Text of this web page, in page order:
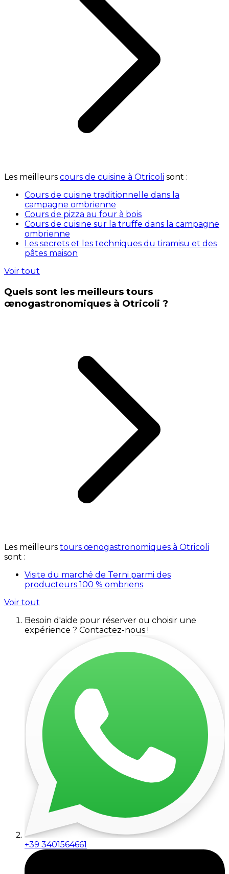
Les meilleurs cours de cuisine à Otricoli sont :
Cours de cuisine traditionnelle dans la
campagne ombrienne
Cours de pizza au four à bois
Cours de cuisine sur la truffe dans la campagne
ombrienne
Les secrets et les techniques du tiramisu et des
pâtes maison
Voir tout
Quels sont les meilleurs tours
œnogastronomiques à Otricoli ?
Les meilleurs tours œnogastronomiques à Otricoli
sont :
Visite du marché de Terni parmi des
producteurs 100 % ombriens
Voir tout
Besoin d'aide pour réserver ou choisir une
expérience ? Contactez-nous !
+39 3401564661